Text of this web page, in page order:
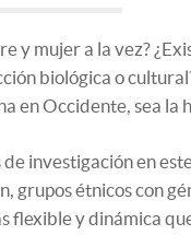
y mujer a la vez?
biológica o
en Occidente, sea la
investigación en
grupos étnicos con
flexible y dinámica